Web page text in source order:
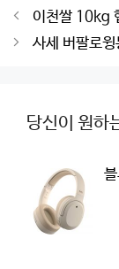
Post
navigation
이천쌀 10kg
사세 버팔로
당신이 원하